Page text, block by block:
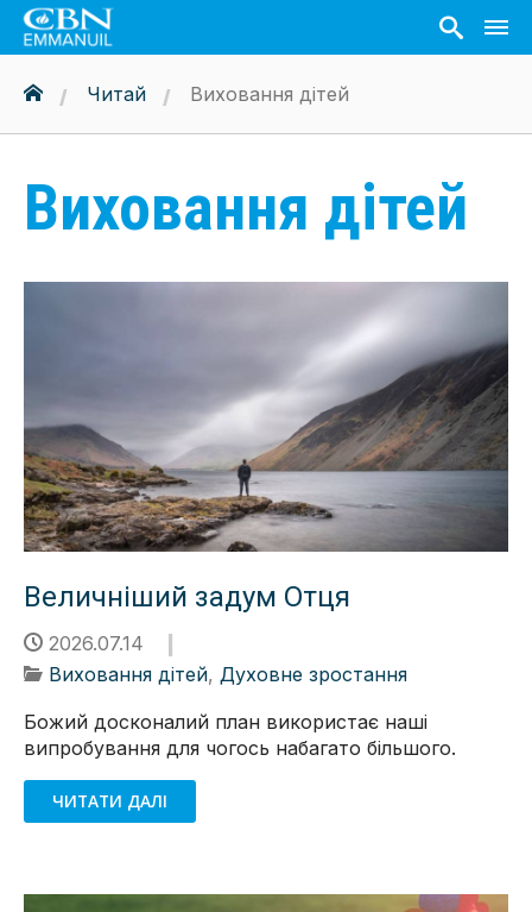
Читай Виховання дітей
Виховання дітей
Величніший задум Отця
2026.07.14
Виховання дітей, Духовне зростання
Божий досконалий план використає наші
випробування для чогось набагато більшого.
ЧИТАТИ ДАЛІ